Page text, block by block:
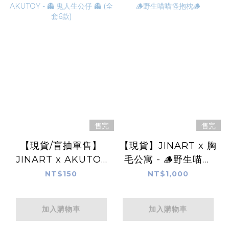
售完
【現貨/盲抽單售】
JINART x AKUTOY
NT$150
加入購物車
售完
【現貨】JINART x 胸
毛公寓 - 🪵野生喵喵
怪抱枕🪵
NT$1,000
加入購物車